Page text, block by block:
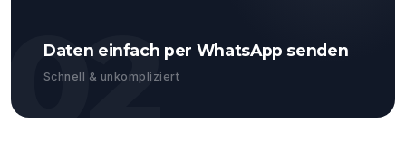
02
Daten einfach per WhatsApp senden
Schnell & unkompliziert